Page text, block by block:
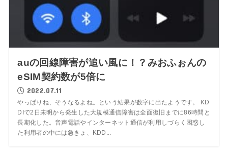
auの回線障害が追い風に！？みおふぉんの
eSIM契約数が5倍に
2022.07.11
やっぱりね、そうなるよね。という結果が数字に出たようです。 KD
DIで2日未明から発生した大規模通信障害は全面復旧までに86時間と
長期化した。音声電話やインターネット通信が利用しづらく困惑し
た利用者の中には急きょ、KDD...